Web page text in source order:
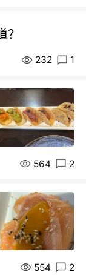
232 1
564 2
554 2